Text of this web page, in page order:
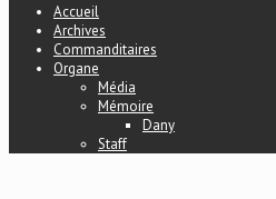
Accueil
Archives
Commanditaires
Organe
Média
Mémoire
Dany
Staff